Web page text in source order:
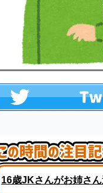
16歳JKさんがお姉さ